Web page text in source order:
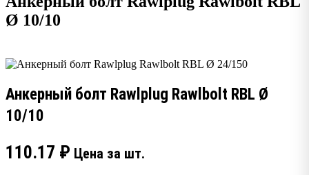
Ø 10/10
Анкерный болт Rawlplug Rawlbolt RBL Ø
10/10
110.17 ₽ Цена за шт.